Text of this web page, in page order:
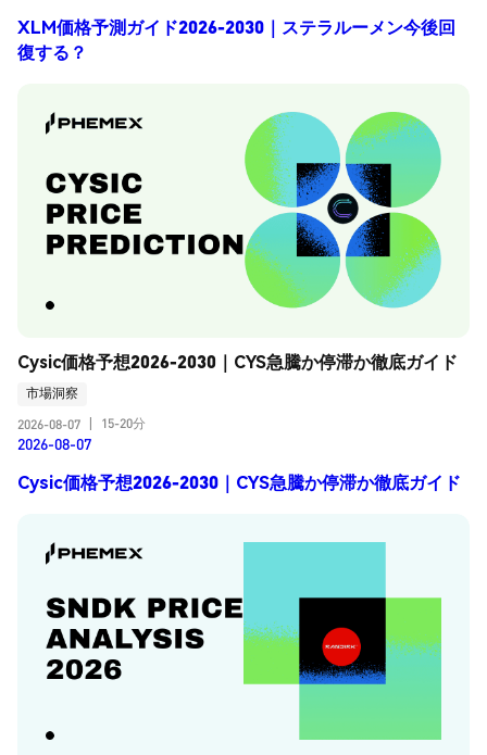
XLM価格予測ガイド2026-2030｜ステラルーメン今後回
復する？
Cysic価格予想2026-2030｜CYS急騰か停滞か徹底ガイド
市場洞察
2026-08-07
15-20分
2026-08-07
Cysic価格予想2026-2030｜CYS急騰か停滞か徹底ガイド